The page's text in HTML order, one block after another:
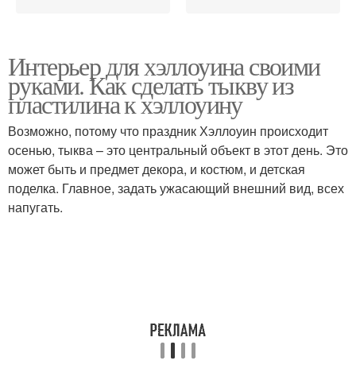
Интерьер для хэллоуина своими
руками. Как сделать тыкву из
пластилина к хэллоуину
Возможно, потому что праздник Хэллоуин происходит
осенью, тыква – это центральный объект в этот день. Это
может быть и предмет декора, и костюм, и детская
поделка. Главное, задать ужасающий внешний вид, всех
напугать.